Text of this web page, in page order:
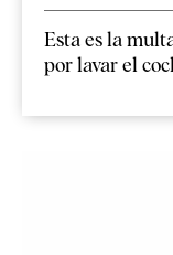
Esta es la
por lavar el